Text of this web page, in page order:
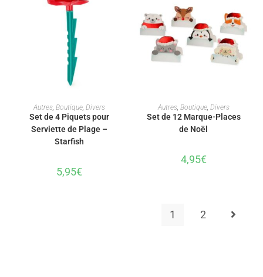
AJOUTER AU PANIER
Autres,Boutique,Divers
Set de 4 Piquets pour
Serviette de Plage –
Starfish
5,95€
AJOUTER AU PANIER
Autres, Boutique, Divers
Set de 12 Marque-Places
de Noël
4,95€
1 2